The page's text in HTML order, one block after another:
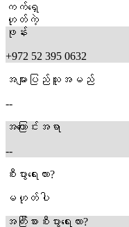
ကက်ရှေ
ဟုတ်ကဲ့
ဖုန်း
+972 52 395 0632
အများပြည်သူအမည်
--
အကြောင်းအရာ
--
စီးပွားရေးလား?
မဟုတ်ပါ
အကြီးစားစီးပွားရေးလား?